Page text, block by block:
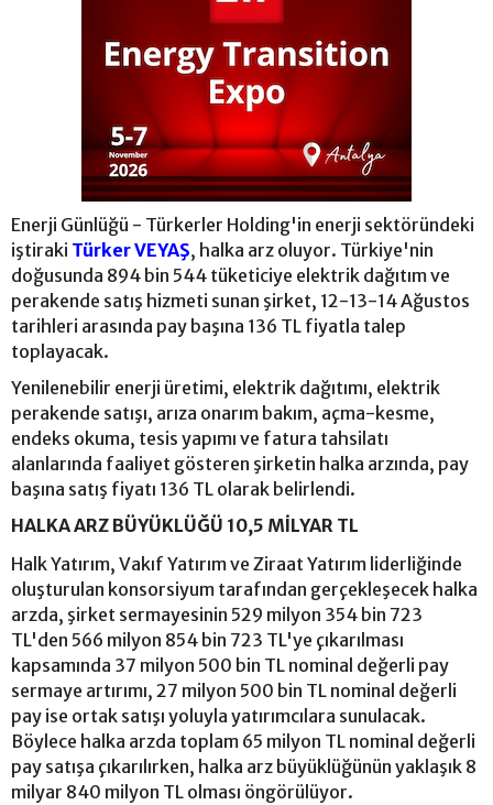
Enerji Günlüğü - Türkerler Holding'in enerji sektöründeki
iştiraki Türker VEYAŞ, halka arz oluyor. Türkiye'nin
doğusunda 894 bin 544 tüketiciye elektrik dağıtım ve
perakende satış hizmeti sunan şirket, 12-13-14 Ağustos
tarihleri arasında pay başına 136 TL fiyatla talep
toplayacak.
Yenilenebilir enerji üretimi, elektrik dağıtımı, elektrik
perakende satışı, arıza onarım bakım, açma-kesme,
endeks okuma, tesis yapımı ve fatura tahsilatı
alanlarında faaliyet gösteren şirketin halka arzında, pay
başına satış fiyatı 136 TL olarak belirlendi.
HALKA ARZ BÜYÜKLÜĞÜ 10,5 MİLYAR TL
Halk Yatırım, Vakıf Yatırım ve Ziraat Yatırım liderliğinde
oluşturulan konsorsiyum tarafından gerçekleşecek halka
arzda, şirket sermayesinin 529 milyon 354 bin 723
TL'den 566 milyon 854 bin 723 TL'ye çıkarılması
kapsamında 37 milyon 500 bin TL nominal değerli pay
sermaye artırımı, 27 milyon 500 bin TL nominal değerli
pay ise ortak satışı yoluyla yatırımcılara sunulacak.
Böylece halka arzda toplam 65 milyon TL nominal değerli
pay satışa çıkarılırken, halka arz büyüklüğünün yaklaşık 8
milyar 840 milyon TL olması öngörülüyor.